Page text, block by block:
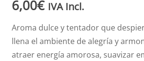
6,00€ IVA Incl.
Aroma dulce y tentador que
llena el ambiente de alegría y
atraer energía amorosa, suavizar